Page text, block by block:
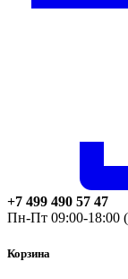
+7 499 490 57 47
Пн-Пт 09:00-18:00
Корзина